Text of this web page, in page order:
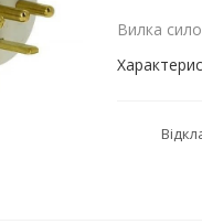
Вилка